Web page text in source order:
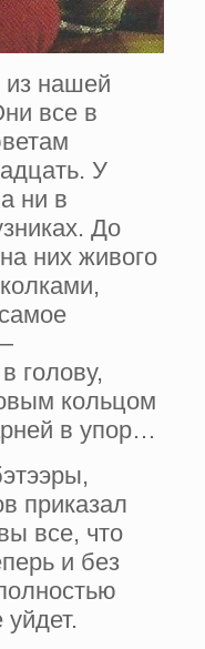
из нашей
все в
У
ни в
До
них живого
голову,
коль­цом
в упор…
приказал
все, что
и без